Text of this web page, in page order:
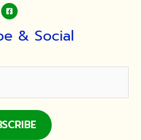
& Social